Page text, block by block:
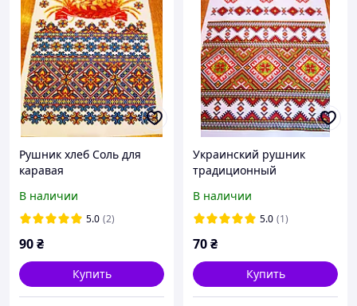
Рушник хлеб Соль для
каравая
В наличии
5.0 (2)
90₴
Купить
Украинский рушник
традиционный
В наличии
5.0 (1)
70₴
Купить